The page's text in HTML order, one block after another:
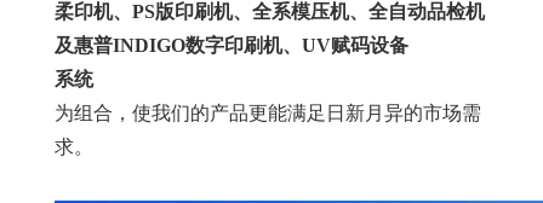
柔印机、PS版印刷机、全系模压机、全自动品检机
及惠普INDIGO数字印刷机、UV赋码设备
系统
为组合，使我们的产品更能满足日新月异的市场需
求。